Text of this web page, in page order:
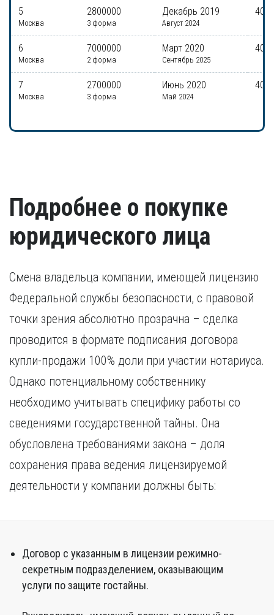
5
Москва
2800000
3 форма
Декабрь 2019
Август 2024
40
6
Москва
7000000
2 форма
Март 2020
Сентябрь 2025
40
7
Москва
2700000
3 форма
Июнь 2020
Май 2024
40
Подробнее о покупке
юридического лица
Смена владельца компании, имеющей лицензию
Федеральной службы безопасности, с правовой
точки зрения абсолютно прозрачна – сделка
проводится в формате подписания договора
купли-продажи 100% доли при участии нотариуса.
Однако потенциальному собственнику
необходимо учитывать специфику работы со
сведениями государственной тайны. Она
обусловлена требованиями закона – доля
сохранения права ведения лицензируемой
деятельности у компании должны быть:
Договор с указанным в лицензии режимно-
секретным подразделением, оказывающим
услуги по защите гостайны.